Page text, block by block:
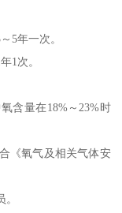
5年一次。
1次。
含量在18%～23%时
《氧气及相关气体安